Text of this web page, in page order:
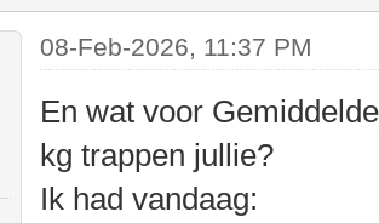
08-Feb-2026, 11:37 PM
En wat voor
kg trappen jullie?
Ik had vandaag: